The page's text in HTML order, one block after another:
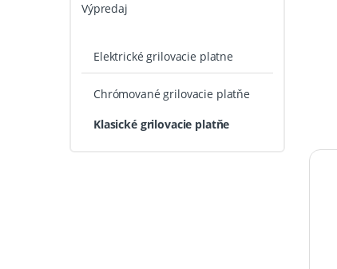
Výpredaj
Elektrické grilovacie platne
Chrómované grilovacie platňe
Klasické grilovacie platňe